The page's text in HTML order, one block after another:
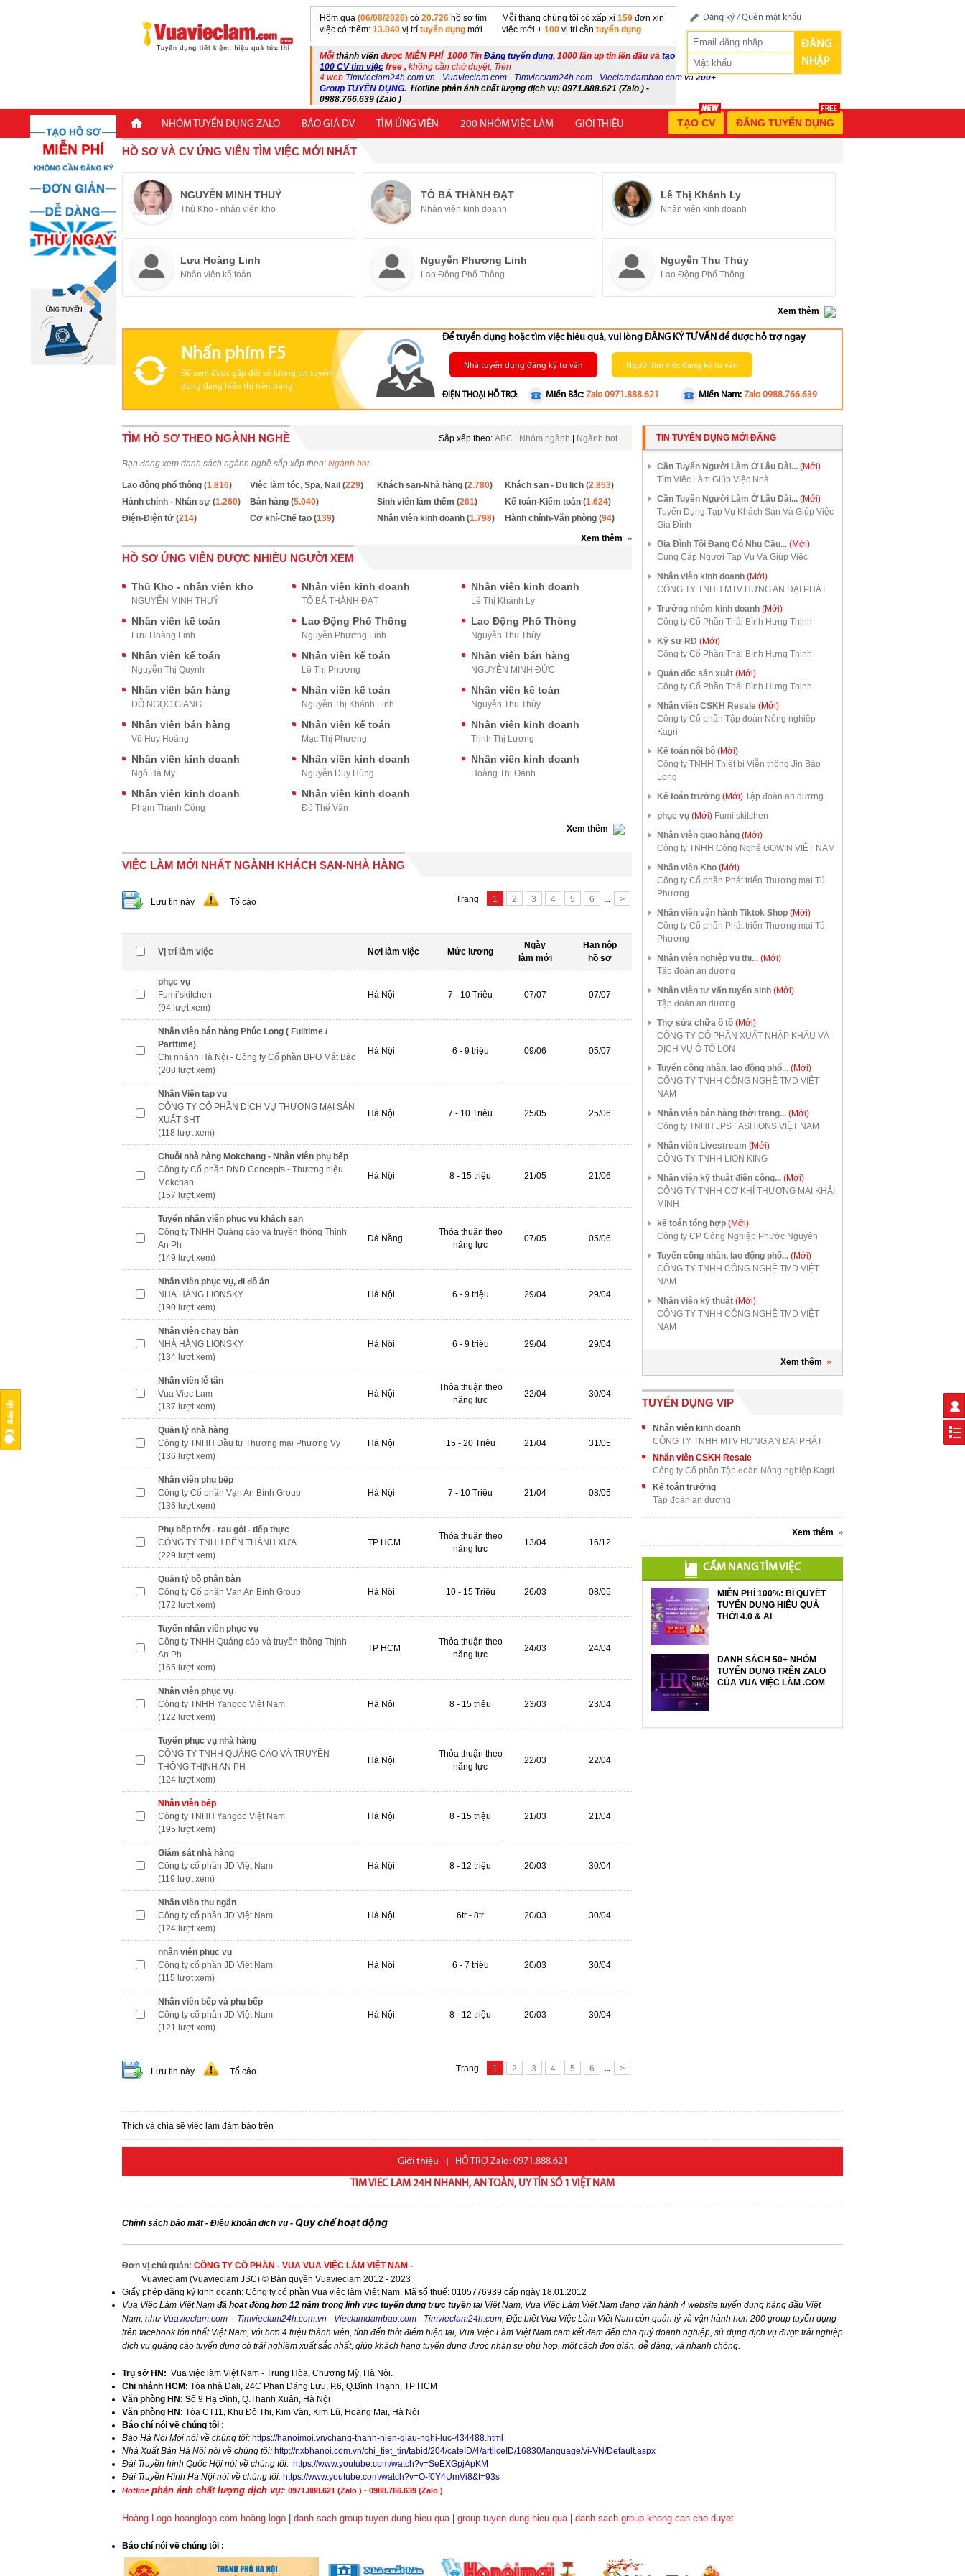
Hôm qua (06/08/2026) có 20.726 hồ sơ tìm
việc có thêm: 13.040 vị trí tuyển dụng mới
Mỗi tháng chúng tôi có xấp xỉ 159 đơn xin
việc mới + 100 vị trí cần tuyển dụng
Mỗithành viên được MIỄN PHÍ 1000 Tin Đăng tuyển dụng, 1000 lần up tin lên đầu và tạo
100 CV tìm việc free , không cần chờ duyệt, Trên
4 web Timvieclam24h.com.vn - Vuavieclam.com - Timvieclam24h.com - Vieclamdambao.com và 200+
Group TUYỂN DỤNG. Hotline phản ánh chất lượng dịch vụ: 0971.888.621 (Zalo ) -
0988.766.639 (Zalo )
Đăng ký /Quên mật khẩu
ĐĂNG
NHẬP
NHÓM TUYỂN DỤNG ZALO BÁO GIÁ DV TÌM ỨNG VIÊN 200 NHÓM VIỆC LÀM GIỚI THIỆU ĐĂNG TUYỂN DỤNG
TẠO CV
HỒ SƠ VÀ CV ỨNG VIÊN TÌM VIỆC MỚI NHẤT
NGUYỄN MINH THUÝ
Thủ Kho - nhân viên kho
TÔ BÁ THÀNH ĐẠT
Nhân viên kinh doanh
Lê Thị Khánh Ly
Nhân viên kinh doanh
Lưu Hoàng Linh
Nhân viên kế toán
Nguyễn Phương Linh
Lao Động Phổ Thông
Nguyễn Thu Thủy
Lao Động Phổ Thông
Xem thêm
Nhấn phím F5
Để xem được gấp đôi số lượng tin tuyển
dụng đang hiển thị trên trang
Để tuyển dụng hoặc tìm việc hiệu quả, vui lòng ĐĂNG KÝ TƯ VẤN để được hỗ trợ ngay
Nhà tuyển dụng đăng ký tư vấn Người tìm việc đăng ký tư vấn
ĐIỆN THOẠI HỖ TRỢ: Miền Nam: Zalo 0988.766.639
Miền Bắc: Zalo 0971.888.621
TÌM HỒ SƠ THEO NGÀNH NGHỀ Sắp xếp theo: ABC Nhóm ngành Ngành hot
Bạn đang xem danh sách ngành nghề sắp xếp theo: Ngành hot
Lao động phổ thông (1.816) Việc làm tóc, Spa, Nail (229) Khách sạn-Nhà hàng (2.780) Khách sạn - Du lịch (2.853)
Hành chính - Nhân sự (1.260) Bán hàng (5.040) Sinh viên làm thêm (261) Kế toán-Kiểm toán (1.624)
Điện-Điện tử (214) Cơ khí-Chế tạo (139) Nhân viên kinh doanh (1.798) Hành chính-Văn phòng (94)
Xem thêm
HỒ SƠ ỨNG VIÊN ĐƯỢC NHIỀU NGƯỜI XEM
Thủ Kho - nhân viên kho
NGUYỄN MINH THUÝ
Nhân viên kinh doanh
TÔ BÁ THÀNH ĐẠT
Nhân viên kinh doanh
Lê Thị Khánh Ly
Nhân viên kế toán
Lưu Hoàng Linh
Lao Động Phổ Thông
Nguyễn Phương Linh
Lao Động Phổ Thông
Nguyễn Thu Thủy
Nhân viên kế toán
Nguyễn Thị Quỳnh
Nhân viên kế toán
Lê Thị Phương
Nhân viên bán hàng
NGUYỄN MINH ĐỨC
Nhân viên bán hàng
ĐỖ NGỌC GIANG
Nhân viên kế toán
Nguyễn Thị Khánh Linh
Nhân viên kế toán
Nguyễn Thu Thủy
Nhân viên bán hàng
Vũ Huy Hoàng
Nhân viên kế toán
Mạc Thị Phương
Nhân viên kinh doanh
Trịnh Thị Lương
Nhân viên kinh doanh
Ngô Hà My
Nhân viên kinh doanh
Nguyễn Duy Hùng
Nhân viên kinh doanh
Hoàng Thị Oánh
Nhân viên kinh doanh
Phạm Thành Công
Nhân viên kinh doanh
Đõ Thế Văn
Xem thêm
VIỆC LÀM MỚI NHẤT NGÀNH KHÁCH SẠN-NHÀ HÀNG
Lưu tin này Tố cáo Trang 1 2 3 4 5 6 ... >
Vị trí làm việc Nơi làm việc Mức lương
Ngày
làm mới
Hạn nộp
hồ sơ
phục vụ
Fumi’skitchen
(94 lượt xem)
Hà Nội 7 - 10 Triệu 07/07 07/07
Nhân viên bán hàng Phúc Long ( Fulltime /
Parttime)
Chi nhánh Hà Nội - Công ty Cổ phần BPO Mắt Bão
(208 lượt xem)
Hà Nội 6 - 9 triệu 09/06 05/07
Nhân Viên tạp vụ
CÔNG TY CỔ PHẦN DỊCH VỤ THƯƠNG MẠI SẢN
XUẤT SHT
(118 lượt xem)
Hà Nội 7 - 10 Triệu 25/05 25/06
Chuỗi nhà hàng Mokchang - Nhân viên phụ bếp
Công ty Cổ phần DND Concepts - Thương hiệu
Mokchan
(157 lượt xem)
Hà Nội 8 - 15 triệu 21/05 21/06
Tuyển nhân viên phục vụ khách sạn
Công ty TNHH Quảng cáo và truyền thông Thịnh
An Ph
(149 lượt xem)
Đà Nẵng
Thỏa thuận theo
năng lực
07/05 05/06
Nhân viên phục vụ, đi đồ ăn
NHÀ HÀNG LIONSKY
(190 lượt xem)
Hà Nội 6 - 9 triệu 29/04 29/04
Nhân viên chạy bàn
NHÀ HÀNG LIONSKY
(134 lượt xem)
Hà Nội 6 - 9 triệu 29/04 29/04
Nhân viên lễ tân
Vua Viec Lam
(137 lượt xem)
Hà Nội
Thỏa thuận theo
năng lực
22/04 30/04
Quản lý nhà hàng
Công ty TNHH Đầu tư Thương mại Phương Vy
(136 lượt xem)
Hà Nội 15 - 20 Triệu 21/04 31/05
Nhân viên phụ bếp
Công ty Cổ phần Vạn An Bình Group
(136 lượt xem)
Hà Nội 7 - 10 Triệu 21/04 08/05
Phụ bếp thớt - rau gỏi - tiếp thực
CÔNG TY TNHH BẾN THÀNH XƯA
(229 lượt xem)
TP HCM
Thỏa thuận theo
năng lực
13/04 16/12
Quản lý bộ phận bàn
Công ty Cổ phần Vạn An Bình Group
(172 lượt xem)
Hà Nội 10 - 15 Triệu 26/03 08/05
Tuyển nhân viên phục vụ
Công ty TNHH Quảng cáo và truyền thông Thịnh
An Ph
(165 lượt xem)
TP HCM
Thỏa thuận theo
năng lực
24/03 24/04
Nhân viên phục vụ
Công ty TNHH Yangoo Việt Nam
(122 lượt xem)
Hà Nội 8 - 15 triệu 23/03 23/04
Tuyển phục vụ nhà hàng
CÔNG TY TNHH QUẢNG CÁO VÀ TRUYỀN
THÔNG THỊNH AN PH
(124 lượt xem)
Hà Nội
Thỏa thuận theo
năng lực
22/03 22/04
Nhân viên bếp
Công ty TNHH Yangoo Việt Nam
(195 lượt xem)
Hà Nội 8 - 15 triệu 21/03 21/04
Giám sát nhà hàng
Công ty cổ phần JD Việt Nam
(119 lượt xem)
Hà Nội 8 - 12 triệu 20/03 30/04
Nhân viên thu ngân
Công ty cổ phần JD Việt Nam
(124 lượt xem)
Hà Nội 6tr - 8tr 20/03 30/04
nhân viên phục vụ
Công ty cổ phần JD Việt Nam
(115 lượt xem)
Hà Nội 6 - 7 triệu 20/03 30/04
Nhân viên bếp và phụ bếp
Công ty cổ phần JD Việt Nam
(121 lượt xem)
Hà Nội 8 - 12 triệu 20/03 30/04
Lưu tin này Tố cáo Trang 1 2 3 4 5 6 ... >
TIN TUYỂN DỤNG MỚI ĐĂNG
Cần Tuyển Người Làm Ở Lâu Dài... (Mới)
Tìm Việc Làm Giúp Việc Nhà
Cần Tuyển Người Làm Ở Lâu Dài... (Mới)
Tuyển Dụng Tạp Vụ Khách Sạn Và Giúp Việc
Gia Đình
Gia Đình Tôi Đang Có Nhu Cầu... (Mới)
Cung Cấp Người Tạp Vụ Và Giúp Việc
Nhân viên kinh doanh (Mới)
CÔNG TY TNHH MTV HƯNG AN ĐẠI PHÁT
Trưởng nhóm kinh doanh (Mới)
Công ty Cổ Phần Thái Bình Hưng Thịnh
Kỹ sư RD (Mới)
Công ty Cổ Phần Thái Bình Hưng Thịnh
Quản đốc sản xuất (Mới)
Công ty Cổ Phần Thái Bình Hưng Thịnh
Nhân viên CSKH Resale (Mới)
Công ty Cổ phần Tập đoàn Nông nghiệp
Kagri
Kế toán nội bộ (Mới)
Công ty TNHH Thiết bị Viễn thông Jin Bảo
Long
Kế toán trưởng (Mới) Tập đoàn an dương
phục vụ (Mới) Fumi’skitchen
Nhân viên giao hàng (Mới)
Công ty TNHH Công Nghệ GOWIN VIỆT NAM
Nhân viên Kho (Mới)
Công ty Cổ phần Phát triển Thương mại Tú
Phương
Nhân viên vận hành Tiktok Shop (Mới)
Công ty Cổ phần Phát triển Thương mại Tú
Phương
Nhân viên nghiệp vụ thị... (Mới)
Tập đoàn an dương
Nhân viên tư vấn tuyển sinh (Mới)
Tập đoàn an dương
Thợ sửa chữa ô tô (Mới)
CÔNG TY CỔ PHẦN XUẤT NHẬP KHẨU VÀ
DỊCH VỤ Ô TÔ LON
Tuyển công nhân, lao động phổ... (Mới)
CÔNG TY TNHH CÔNG NGHỆ TMD VIỆT
NAM
Nhân viên bán hàng thời trang... (Mới)
Công ty TNHH JPS FASHIONS VIỆT NAM
Nhân viên Livestream (Mới)
CÔNG TY TNHH LION KING
Nhân viên kỹ thuật điện công... (Mới)
CÔNG TY TNHH CƠ KHÍ THƯƠNG MẠI KHẢI
MINH
kế toán tổng hợp (Mới)
Công ty CP Công Nghiệp Phước Nguyên
Tuyển công nhân, lao động phổ... (Mới)
CÔNG TY TNHH CÔNG NGHỆ TMD VIỆT
NAM
Nhân viên kỹ thuật (Mới)
CÔNG TY TNHH CÔNG NGHỆ TMD VIỆT
NAM
Xem thêm
TUYỂN DỤNG VIP
Nhân viên kinh doanh
CÔNG TY TNHH MTV HƯNG AN ĐẠI PHÁT
Nhân viên CSKH Resale
Công ty Cổ phần Tập đoàn Nông nghiệp Kagri
Kế toán trưởng
Tập đoàn an dương
Xem thêm
CẨM NANG TÌM VIỆC
MIỄN PHÍ 100%: BÍ QUYẾT
TUYỂN DỤNG HIỆU QUẢ
THỜI 4.0 & AI
DANH SÁCH 50+ NHÓM
TUYỂN DỤNG TRÊN ZALO
CỦA VUA VIỆC LÀM .COM
Thích và chia sẽ việc làm đảm bảo trên
Giới thiệu HỖ TRỢ Zalo: 0971.888.621
TIM VIEC LAM 24H NHANH, AN TOÀN, UY TÍN SỐ 1 VIỆT NAM
Chính sách bảo mật- Điều khoản dịch vụ - Quy chế hoạt động
Đơn vị chủ quản: CÔNG TY CỔ PHẦN - VUA VUA VIỆC LÀM VIỆT NAM -
Vuavieclam (Vuavieclam JSC) © Bản quyền Vuavieclam 2012 - 2023
Giấy phép đăng ký kinh doanh: Công ty cổ phần Vua việc làm Việt Nam. Mã số thuế: 0105776939 cấp ngày 18.01.2012
Vua Việc Làm Việt Nam đã hoạt động hơn 12 năm trong lĩnh vực tuyển dụng trực tuyến tại Việt Nam, Vua Việc Làm Việt Nam đang vận hành 4 website tuyển dụng hàng đầu Việt
Nam, như Vuavieclam.com - Timvieclam24h.com.vn - Vieclamdambao.com - Timvieclam24h.com, Đặc biệt Vua Việc Làm Việt Nam còn quản lý và vận hành hơn 200 group tuyển dụng
trên facebook lớn nhất Việt Nam, với hơn 4 triệu thành viên, tính đến thời điểm hiện tại, Vua Việc Làm Việt Nam cam kết đem đến cho quý doanh nghiệp, sử dụng dịch vụ được trải nghiệp
dịch vụ quảng cáo tuyển dụng có trải nghiệm xuất sắc nhất, giúp khách hàng tuyển dụng được nhân sự phù hợp, một cách đơn giản, dễ dàng, và nhanh chóng.
Trụ sở HN: Vua việc làm Việt Nam - Trung Hòa, Chương Mỹ, Hà Nội.
Chi nhánh HCM: Tòa nhà Dali, 24C Phan Đăng Lưu, P.6, Q.Bình Thạnh, TP HCM
Văn phòng HN: Số 9 Hạ Đình, Q.Thanh Xuân, Hà Nội
Văn phòng HN: Tòa CT11, Khu Đô Thị, Kim Văn, Kim Lũ, Hoàng Mai, Hà Nội
​Báo chí nói về chúng tôi :
Báo Hà Nội Mới nói về chúng tôi: https://hanoimoi.vn/chang-thanh-nien-giau-nghi-luc-434488.html
Nhà Xuất Bản Hà Nội nói về chúng tôi: http://nxbhanoi.com.vn/chi_tiet_tin/tabid/204/cateID/4/artilceID/16830/language/vi-VN/Default.aspx
Đài Truyền hình Quốc Hội nói về chúng tôi: https://www.youtube.com/watch?v=SeEXGpjApKM
Đài Truyền Hình Hà Nội nói về chúng tôi: https://www.youtube.com/watch?v=O-f0Y4UmVi8&t=93s
Hotline phản ánh chất lượng dịch vụ:: 0971.888.621 (Zalo ) - 0988.766.639 (Zalo )
Hoàng Logo hoanglogo.com hoàng logo danh sach group tuyen dung hieu qua| group tuyen dung hieu qua| danh sach group khong can cho duyet
​Báo chí nói về chúng tôi :